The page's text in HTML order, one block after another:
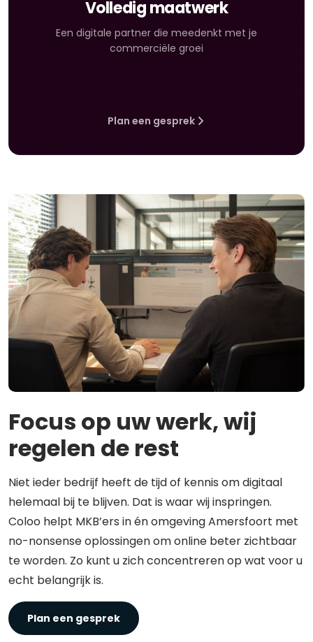
Volledig maatwerk
Een digitale partner die meedenkt met je
commerciële groei
Plan een gesprek
Focus op uw werk, wij
regelen de rest
Niet ieder bedrijf heeft de tijd of kennis om digitaal
helemaal bij te blijven. Dat is waar wij inspringen.
Coloo helpt MKB’ers in én omgeving Amersfoort met
no-nonsense oplossingen om online beter zichtbaar
te worden. Zo kunt u zich concentreren op wat voor u
echt belangrijk is.
Plan een gesprek